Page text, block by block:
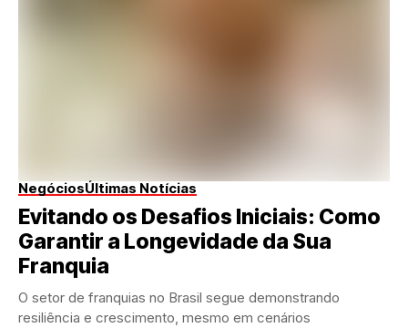
NegóciosÚltimas Notícias
Evitando os Desafios Iniciais: Como
Garantir a Longevidade da Sua
Franquia
O setor de franquias no Brasil segue demonstrando
resiliência e crescimento, mesmo em cenários